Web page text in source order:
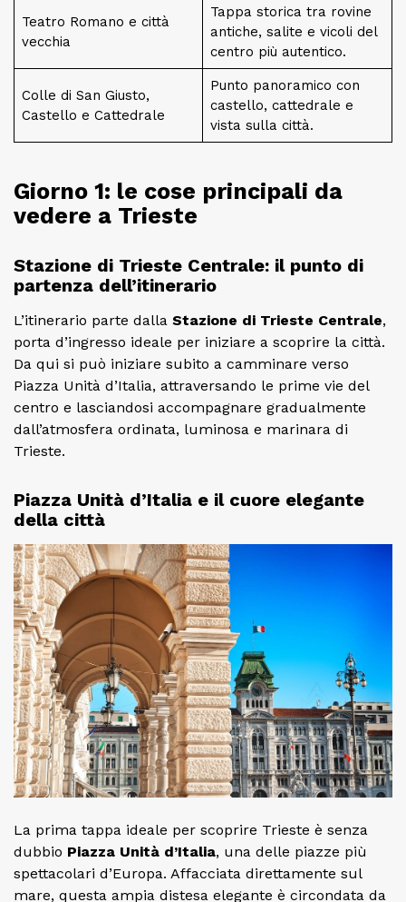
Teatro Romano e città
vecchia
Tappa storica tra rovine
antiche, salite e vicoli del
centro più autentico.
Colle di San Giusto,
Castello e Cattedrale
Punto panoramico con
castello, cattedrale e
vista sulla città.
Giorno 1: le cose principali da
vedere a Trieste
Stazione di Trieste Centrale: il punto di
partenza dell’itinerario
L’itinerario parte dalla Stazione di Trieste Centrale,
porta d’ingresso ideale per iniziare a scoprire la città.
Da qui si può iniziare subito a camminare verso
Piazza Unità d’Italia, attraversando le prime vie del
centro e lasciandosi accompagnare gradualmente
dall’atmosfera ordinata, luminosa e marinara di
Trieste.
Piazza Unità d’Italia e il cuore elegante
della città
La prima tappa ideale per scoprire Trieste è senza
dubbio Piazza Unità d’Italia, una delle piazze più
spettacolari d’Europa. Affacciata direttamente sul
mare, questa ampia distesa elegante è circondata da